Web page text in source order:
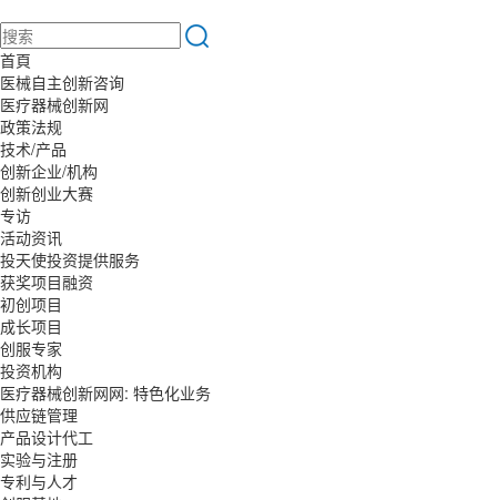
首頁
医械自主创新咨询
医疗器械创新网
政策法规
技术/产品
创新企业/机构
创新创业大赛
专访
活动资讯
投天使投资提供服务
获奖项目融资
初创项目
成长项目
创服专家
投资机构
医疗器械创新网网: 特色化业务
供应链管理
产品设计代工
实验与注册
专利与人才